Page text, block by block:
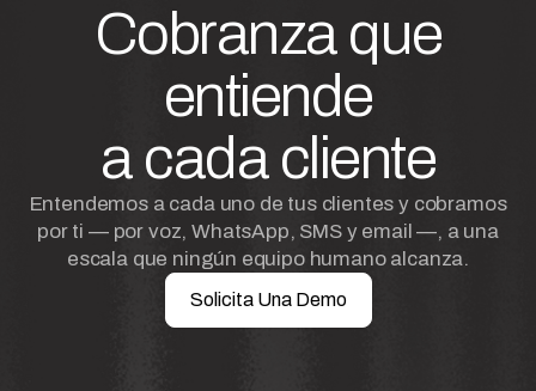
Cobranza que
entiende
a cada cliente
Entendemos a cada uno de tus clientes y cobramos
por ti — por voz, WhatsApp, SMS y email —, a una
escala que ningún equipo humano alcanza.
Solicita Una Demo